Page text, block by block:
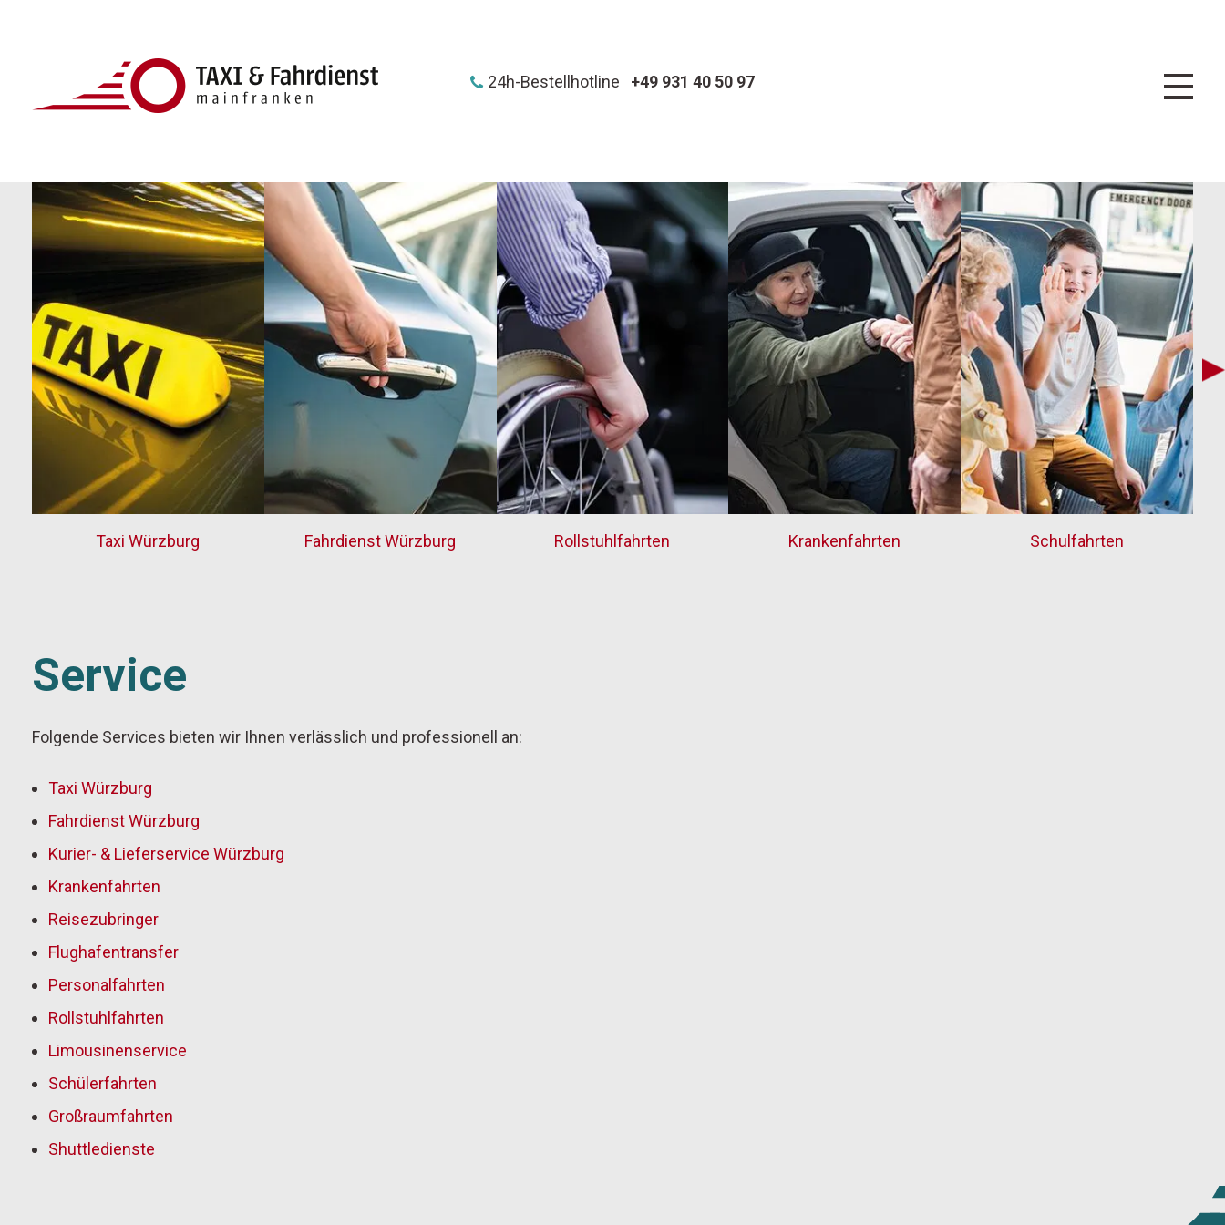
24h-Bestellhotline +49 931 40 50 97
Taxi Würzburg Fahrdienst Würzburg Rollstuhlfahrten Krankenfahrten Schulfahrten
Service
Folgende Services bieten wir Ihnen verlässlich und professionell an:
Taxi Würzburg
Fahrdienst Würzburg
Kurier- & Lieferservice Würzburg
Krankenfahrten
Reisezubringer
Flughafentransfer
Personalfahrten
Rollstuhlfahrten
Limousinenservice
Schülerfahrten
Großraumfahrten
Shuttledienste